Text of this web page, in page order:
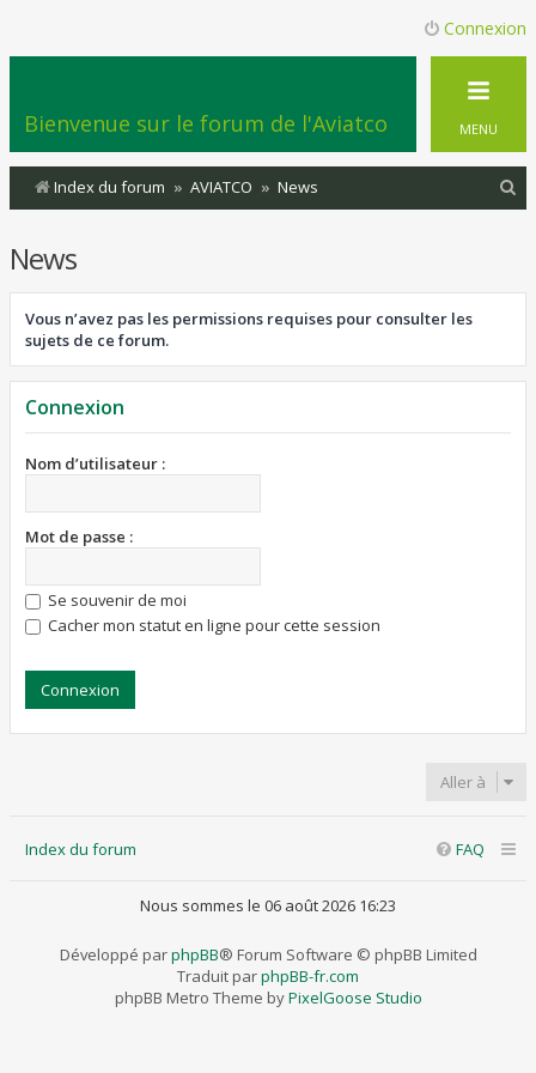
Connexion
Bienvenue sur le forum de l'Aviatco MENU
Index du forum AVIATCO News
c
News
Vous n’avez pas les permissions requises pour consulter les
sujets de ce forum.
Connexion
Nom d’utilisateur :
Mot de passe :
Se souvenir de moi
Cacher mon statut en ligne pour cette session
Aller à
Index du forum FAQ
Nous sommes le 06 août 2026 16:23
Développé parphpBB® Forum Software © phpBB Limited
Traduit parphpBB-fr.com
phpBB Metro Theme byPixelGoose Studio